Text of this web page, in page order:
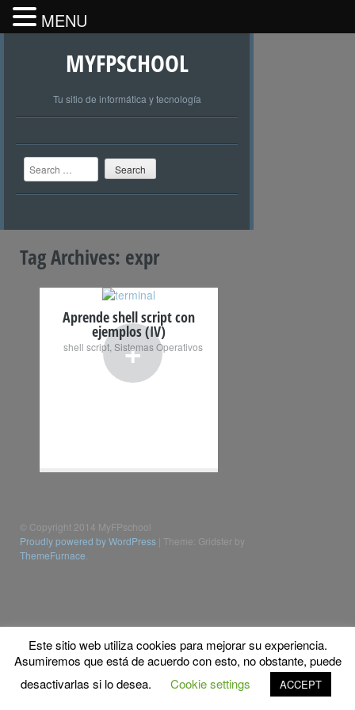
MYFPSCHOOL
Tu sitio de informática y tecnología
Search
Tag Archives: expr
+
Aprende shell script con
ejemplos (IV)
shell script, Sistemas Operativos
© Copyright 2014 MyFPschool
Proudly powered by WordPress Theme: Gridster by
ThemeFurnace
Este sitio web utiliza cookies para mejorar su experiencia.
Asumiremos que está de acuerdo con esto, no obstante, puede
desactivarlas si lo desea.
Cookie settings ACCEPT
MENU